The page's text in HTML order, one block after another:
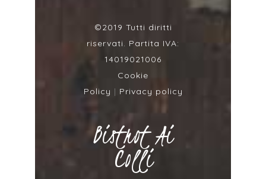
©2019 Tutti diritti
riservati. Partita IVA:
14019021006
Cookie
Policy | Privacy policy
Bistrot Ai
Colli